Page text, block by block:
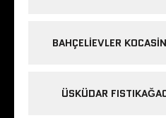
BAHÇELIEVLER
ÜSKÜDAR